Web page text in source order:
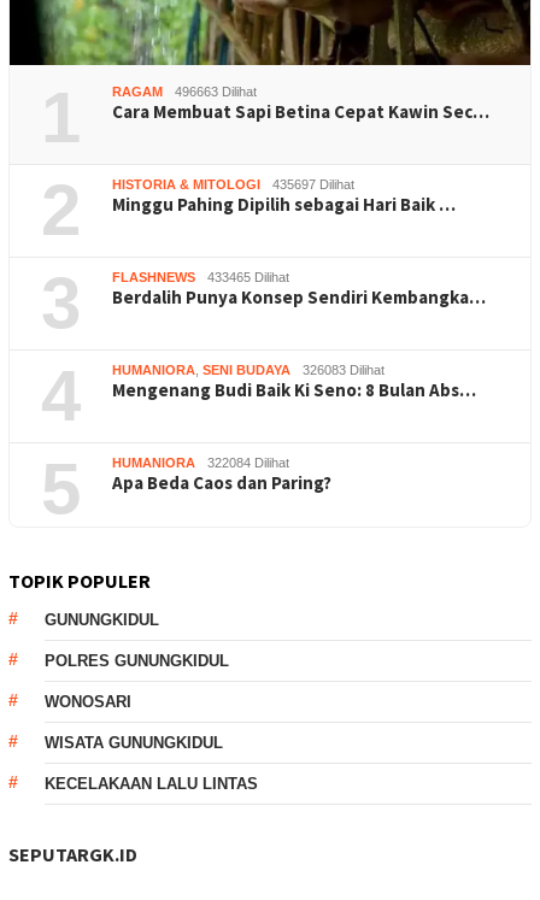
1 RAGAM 496663 Dilihat
Cara Membuat Sapi Betina Cepat Kawin Sec…
2 HISTORIA & MITOLOGI 435697 Dilihat
Minggu Pahing Dipilih sebagai Hari Baik …
3 FLASHNEWS 433465 Dilihat
Berdalih Punya Konsep Sendiri Kembangka…
4 HUMANIORA SENI BUDAYA 326083 Dilihat
Mengenang Budi Baik Ki Seno: 8 Bulan Abs…
5 HUMANIORA 322084 Dilihat
Apa Beda Caos dan Paring?
TOPIK POPULER
GUNUNGKIDUL
POLRES GUNUNGKIDUL
WONOSARI
WISATA GUNUNGKIDUL
KECELAKAAN LALU LINTAS
SEPUTARGK.ID